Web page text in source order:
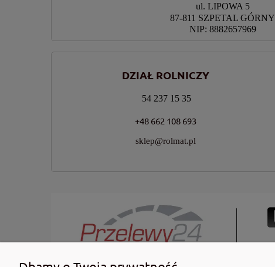
ul. LIPOWA 5
87-811 SZPETAL GÓRNY
NIP: 8882657969
DZIAŁ ROLNICZY
54 237 15 35
+48 662 108 693
sklep@rolmat.pl